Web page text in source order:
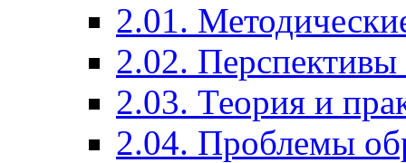
2.01.
2.02. Перспективы
2.03. Теория и
2.04. Проблемы